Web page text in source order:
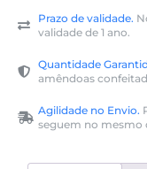
Prazo de validade.
validade de 1 ano.
Quantidade
amêndoas
Agilidade no Envio.
seguem no mesmo